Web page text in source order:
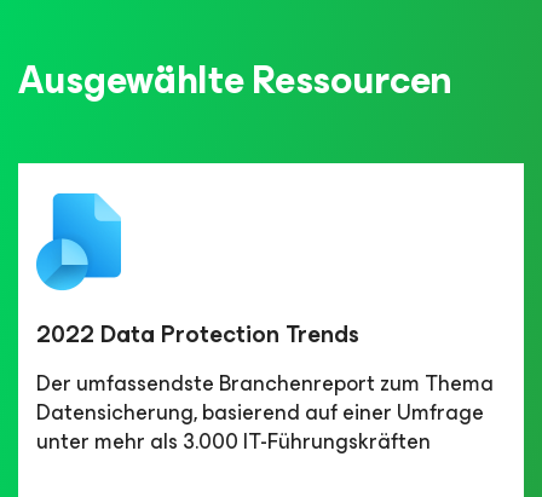
Ausgewählte Ressourcen
2022 Data Protection Trends
Der umfassendste Branchenreport zum Thema
Datensicherung, basierend auf einer Umfrage
unter mehr als 3.000 IT-Führungskräften